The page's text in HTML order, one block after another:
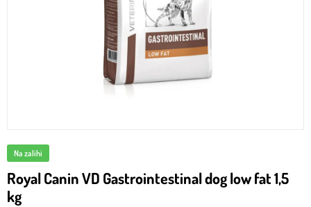
Na zalihi
Royal Canin VD Gastrointestinal dog low fat 1,5
kg